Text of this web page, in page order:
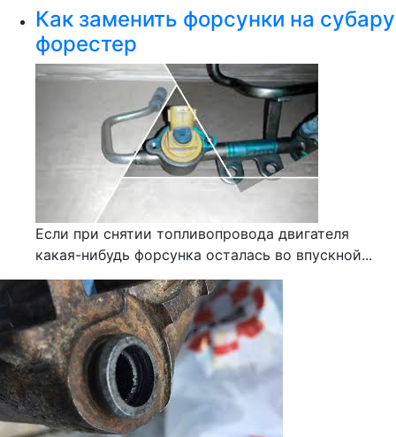
Как заменить форсунки на субару
форестер
Если при снятии топливопровода двигателя
какая-нибудь форсунка осталась во впускной...